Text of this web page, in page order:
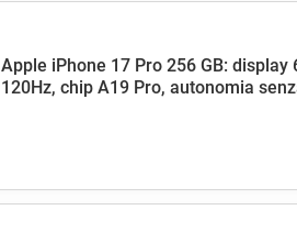
Apple iPhone 17 Pro 256 GB: display
120Hz, chip A19 Pro, autonomia